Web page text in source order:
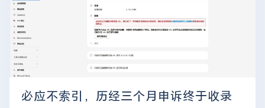
s
必应不索引，历经三个月申诉终于收录